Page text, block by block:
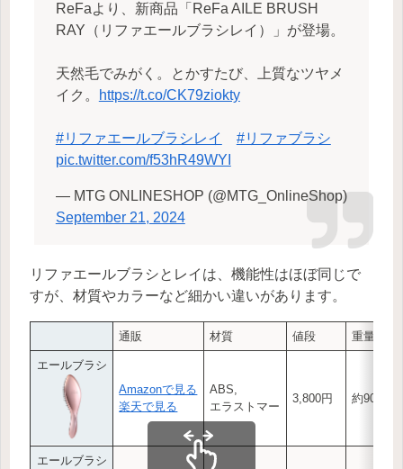
ReFaより、新商品「ReFa AILE BRUSH
RAY（リファエールブラシレイ）」が登場。
天然毛でみがく。とかすたび、上質なツヤメ
イク。
https://t.co/CK79ziokty
#リファエールブラシレイ
#リファブラシ
pic.twitter.com/f53hR49WYI
— MTG ONLINESHOP (@MTG_OnlineShop)
September 21, 2024
リファエールブラシとレイは、機能性はほぼ同じで
すが、材質やカラーなど細かい違いがあります。
通販 材質 値段 重量
エールブラシ
Amazonで見る
楽天で見る
ABS,
エラストマー
3,800円 約90g
エールブラシ